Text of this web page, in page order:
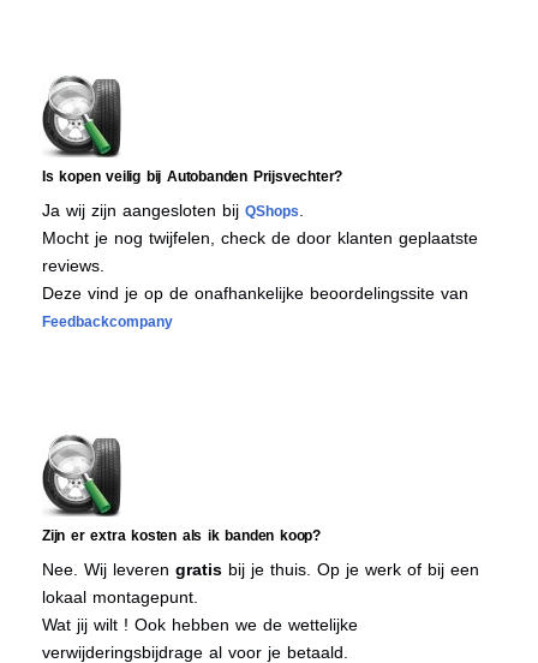
Is kopen veilig bij Autobanden Prijsvechter?
Ja wij zijn aangesloten bij QShops
Mocht je nog twijfelen, check de door klanten geplaatste
reviews.
Deze vind je op de onafhankelijke beoordelingssite van
Feedbackcompany
Zijn er extra kosten als ik banden koop?
Nee. Wij leveren gratis bij je thuis. Op je werk of bij een
lokaal montagepunt.
Wat jij wilt ! Ook hebben we de wettelijke
verwijderingsbijdrage al voor je betaald.